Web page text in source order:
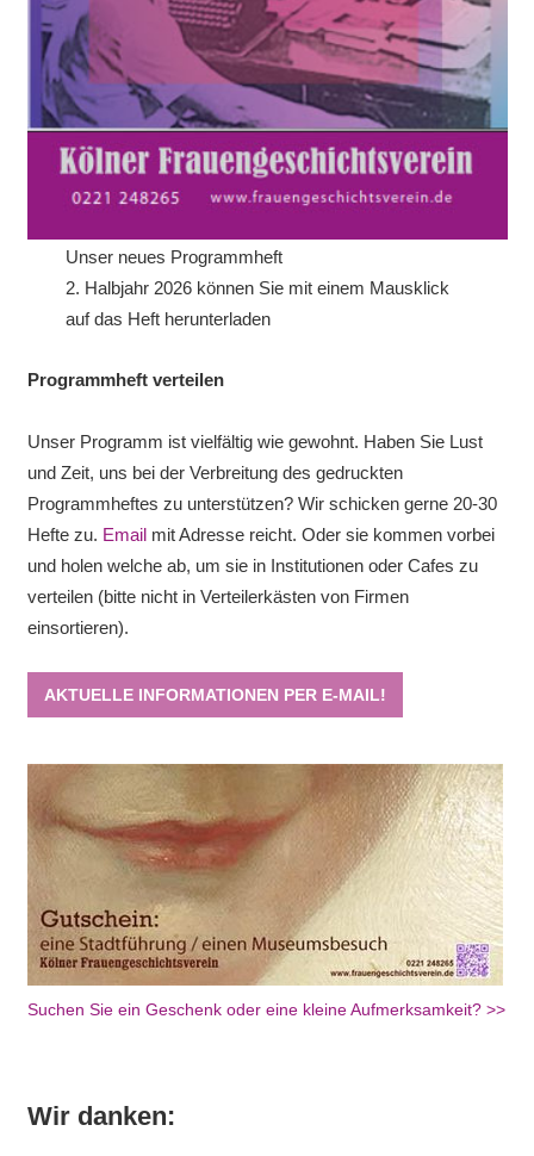
Unser neues Programmheft
2. Halbjahr 2026 können Sie mit einem Mausklick
auf das Heft herunterladen
Programmheft verteilen
Unser Programm ist vielfältig wie gewohnt. Haben Sie Lust
und Zeit, uns bei der Verbreitung des gedruckten
Programmheftes zu unterstützen? Wir schicken gerne 20-30
Hefte zu. Emailmit Adresse reicht. Oder sie kommen vorbei
und holen welche ab, um sie in Institutionen oder Cafes zu
verteilen (bitte nicht in Verteilerkästen von Firmen
einsortieren).
AKTUELLE INFORMATIONEN PER E-MAIL!
Suchen Sie ein Geschenk oder eine kleine Aufmerksamkeit? >>
Wir danken: